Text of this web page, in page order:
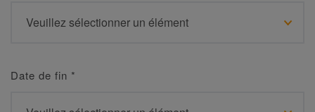
Date de fin *